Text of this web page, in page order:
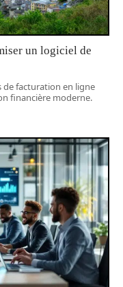
un logiciel de
de facturation en ligne
financière moderne.